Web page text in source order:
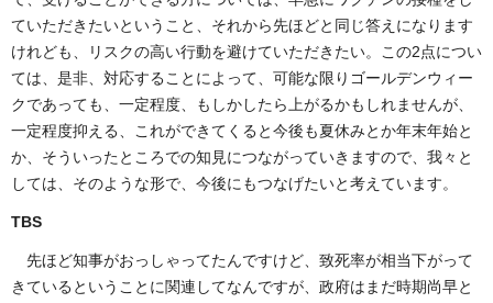
ていただきたいということ、それから先ほどと同じ答えになります
けれども、リスクの高い行動を避けていただきたい。この2点につい
ては、是非、対応することによって、可能な限りゴールデンウィー
クであっても、一定程度、もしかしたら上がるかもしれませんが、
一定程度抑える、これができてくると今後も夏休みとか年末年始と
か、そういったところでの知見につながっていきますので、我々と
しては、そのような形で、今後にもつなげたいと考えています。
TBS
先ほど知事がおっしゃってたんですけど、致死率が相当下がって
きているということに関連してなんですが、政府はまだ時期尚早と